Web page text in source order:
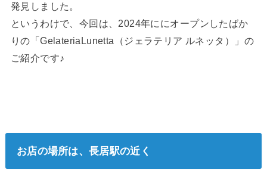
発見しました。
というわけで、今回は、2024年ににオープンしたばか
りの「GelateriaLunetta（ジェラテリア ルネッタ）」の
ご紹介です♪
お店の場所は、長居駅の近く